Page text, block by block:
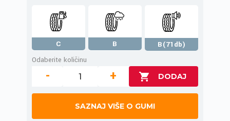
C B
B(71db)
Odaberite količinu
- +
SAZNAJ VIŠE O GUMI